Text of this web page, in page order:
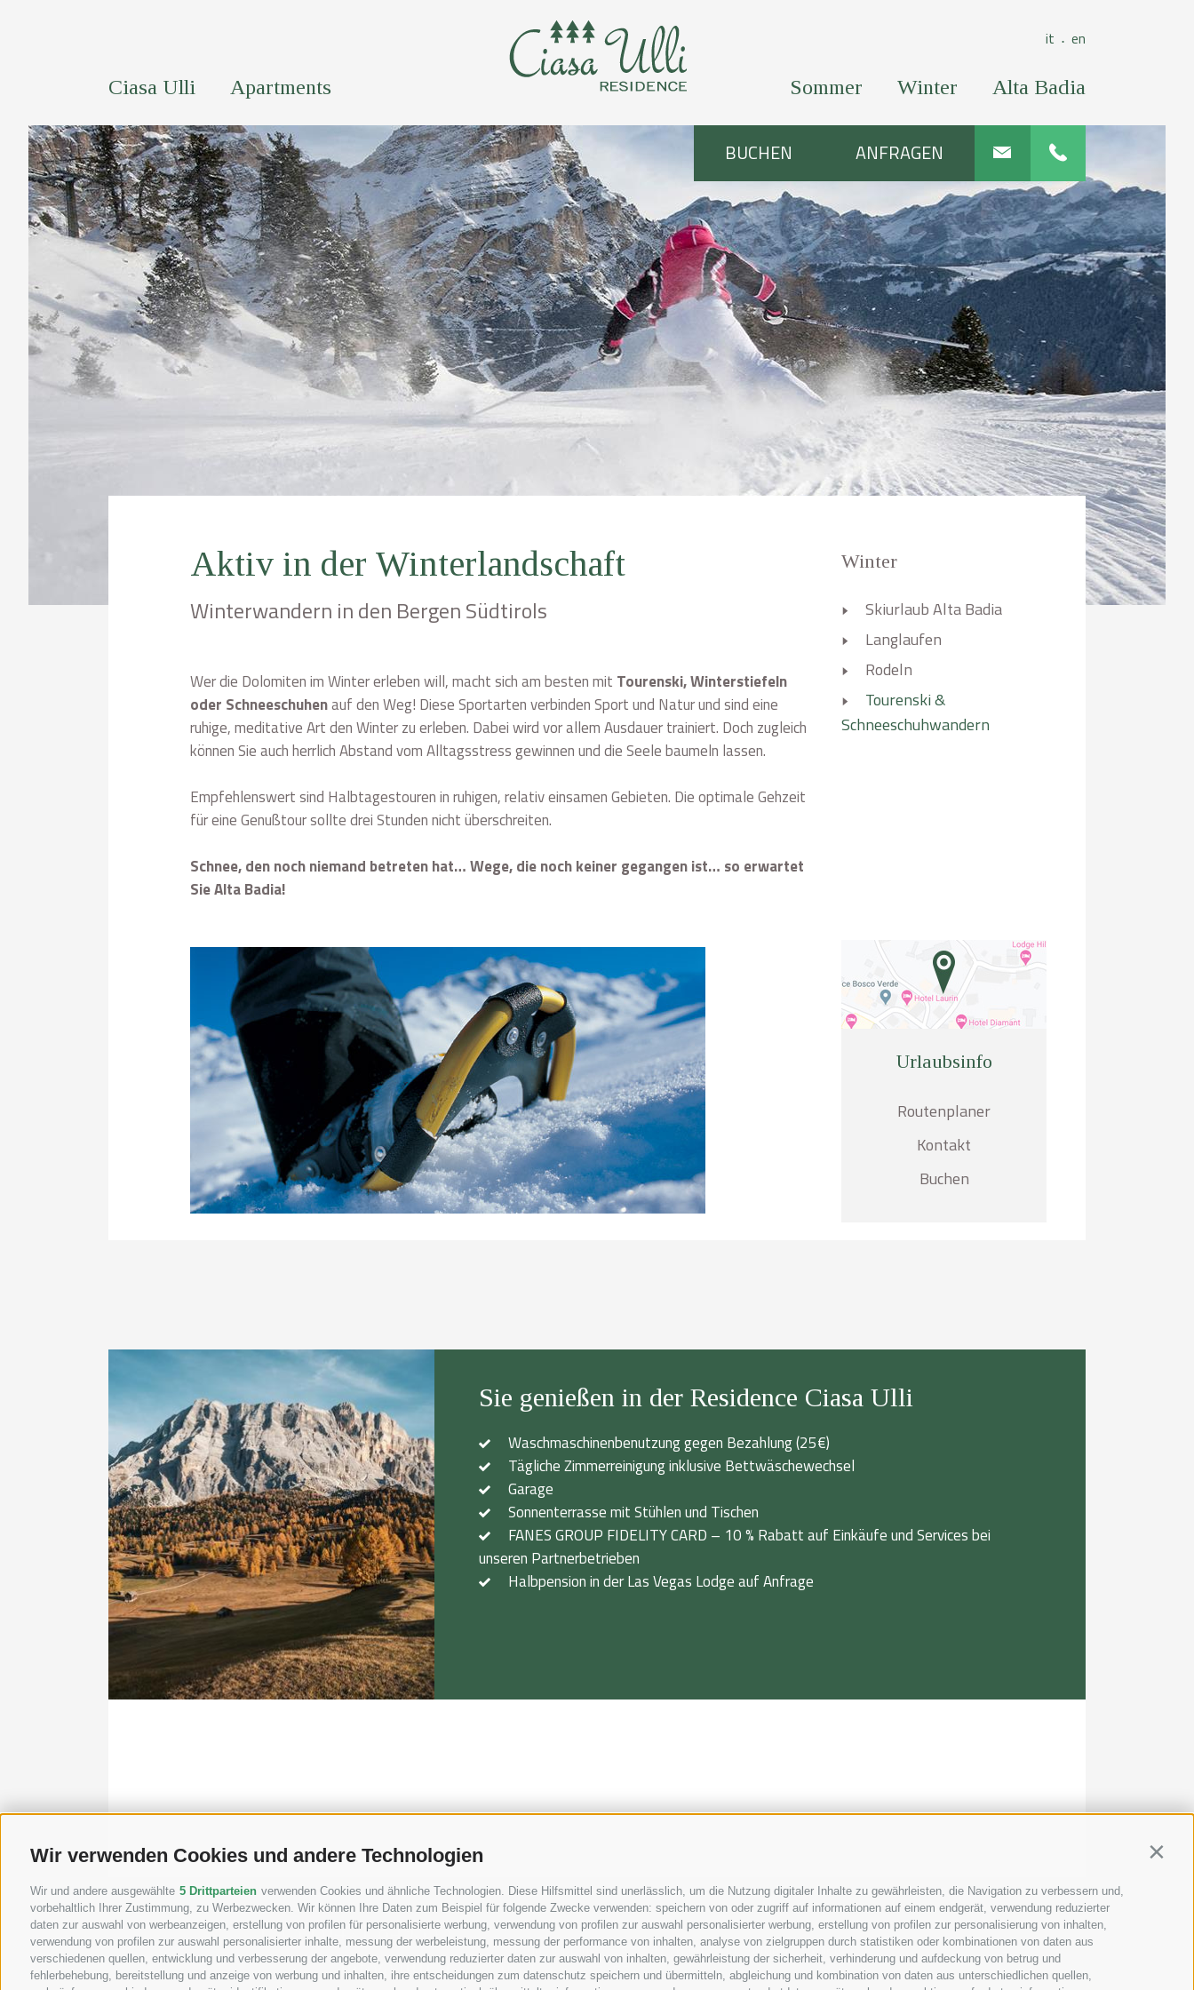
Wir verwenden Cookies und andere Technologien
Wir und andere ausgewählte 5 Drittparteien verwenden Cookies und ähnliche Technologien. Diese Hilfsmittel sind unerlässlich, um die Nutzung digitaler Inhalte zu gewährleisten, die Navigation zu verbessern und,
vorbehaltlich Ihrer Zustimmung, zu Werbezwecken. Wir können Ihre Daten zum Beispiel für folgende Zwecke verwenden: speichern von oder zugriff auf informationen auf einem endgerät, verwendung reduzierter
daten zur auswahl von werbeanzeigen, erstellung von profilen für personalisierte werbung, verwendung von profilen zur auswahl personalisierter werbung, erstellung von profilen zur personalisierung von inhalten,
verwendung von profilen zur auswahl personalisierter inhalte, messung der werbeleistung, messung der performance von inhalten, analyse von zielgruppen durch statistiken oder kombinationen von daten aus
verschiedenen quellen, entwicklung und verbesserung der angebote, verwendung reduzierter daten zur auswahl von inhalten, gewährleistung der sicherheit, verhinderung und aufdeckung von betrug und
fehlerbehebung, bereitstellung und anzeige von werbung und inhalten, ihre entscheidungen zum datenschutz speichern und übermitteln, abgleichung und kombination von daten aus unterschiedlichen quellen,
it ⋅ en
Ciasa Ulli Apartments Sommer Winter Alta Badia
BUCHEN ANFRAGEN
Winter
Skiurlaub Alta Badia
Langlaufen
Rodeln
Tourenski &
Schneeschuhwandern
Urlaubsinfo
Routenplaner
Kontakt
Buchen
Aktiv in der Winterlandschaft
Winterwandern in den Bergen Südtirols
Wer die Dolomiten im Winter erleben will, macht sich am besten mit Tourenski, Winterstiefeln
oder Schneeschuhenauf den Weg! Diese Sportarten verbinden Sport und Natur und sind eine
ruhige, meditative Art den Winter zu erleben. Dabei wird vor allem Ausdauer trainiert. Doch zugleich
können Sie auch herrlich Abstand vom Alltagsstress gewinnen und die Seele baumeln lassen.
Empfehlenswert sind Halbtagestouren in ruhigen, relativ einsamen Gebieten. Die optimale Gehzeit
für eine Genußtour sollte drei Stunden nicht überschreiten.
Schnee, den noch niemand betreten hat… Wege, die noch keiner gegangen ist… so erwartet
Sie Alta Badia!
Sie genießen in der Residence Ciasa Ulli
Waschmaschinenbenutzung gegen Bezahlung (25€)
Tägliche Zimmerreinigung inklusive Bettwäschewechsel
Garage
Sonnenterrasse mit Stühlen und Tischen
FANES GROUP FIDELITY CARD – 10 % Rabatt auf Einkäufe und Services bei
unseren Partnerbetrieben
Halbpension in der Las Vegas Lodge auf Anfrage
T +39 0471 849355
info@ulli.it
Ciasa Ulli
Strada Sopplà, 5 - 39036 St. Kassian Südtirol - Italien
Handy: +39 337457242